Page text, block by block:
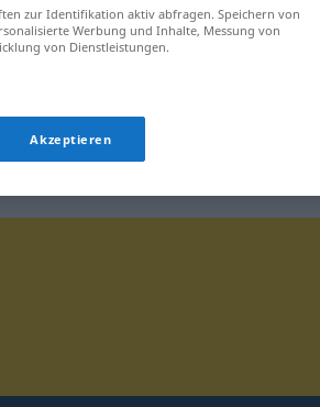
zur Identifikation aktiv abfragen. Speichern von
Werbung und Inhalte, Messung von
von Dienstleistungen.
Akzeptieren